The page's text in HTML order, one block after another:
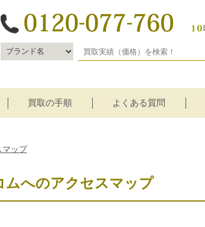
買取の手順
よくある質問
マップ
ムへのアクセスマップ